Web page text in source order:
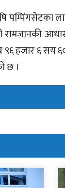
पम्पिंगसेटका
रामजानकी
हजार ६ सय
छ ।